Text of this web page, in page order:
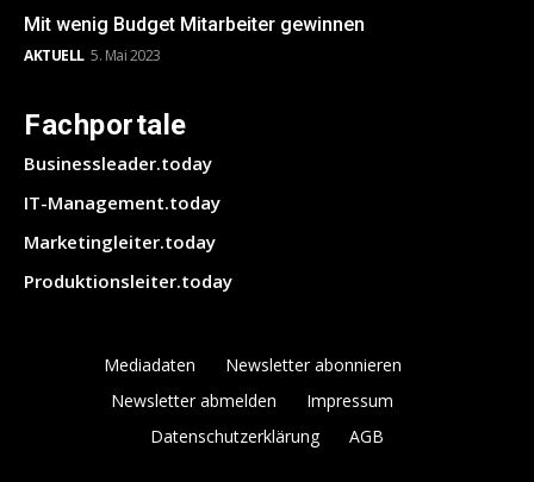
Mit wenig Budget Mitarbeiter gewinnen
AKTUELL 5. Mai 2023
Fachportale
Businessleader.today
IT-Management.today
Marketingleiter.today
Produktionsleiter.today
Mediadaten
Newsletter abonnieren
Newsletter abmelden
Impressum
Datenschutzerklärung
AGB